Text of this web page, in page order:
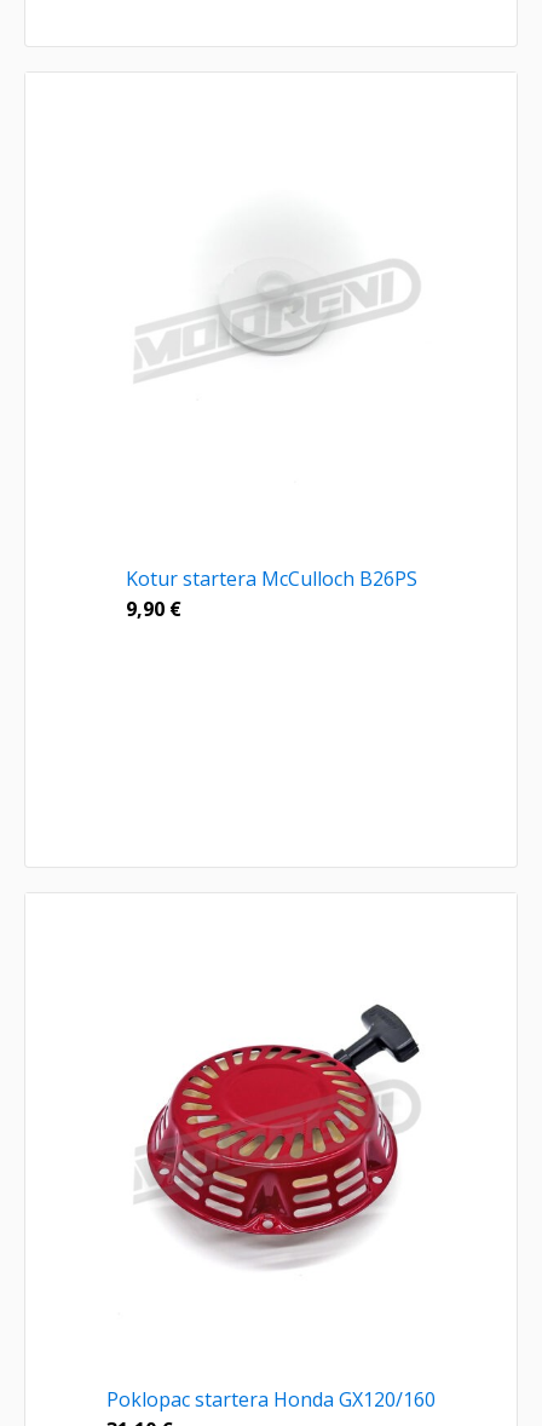
Kotur startera McCulloch B26PS
9,90 €
Poklopac startera Honda GX120/160